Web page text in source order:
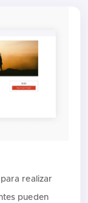
realizar
pueden